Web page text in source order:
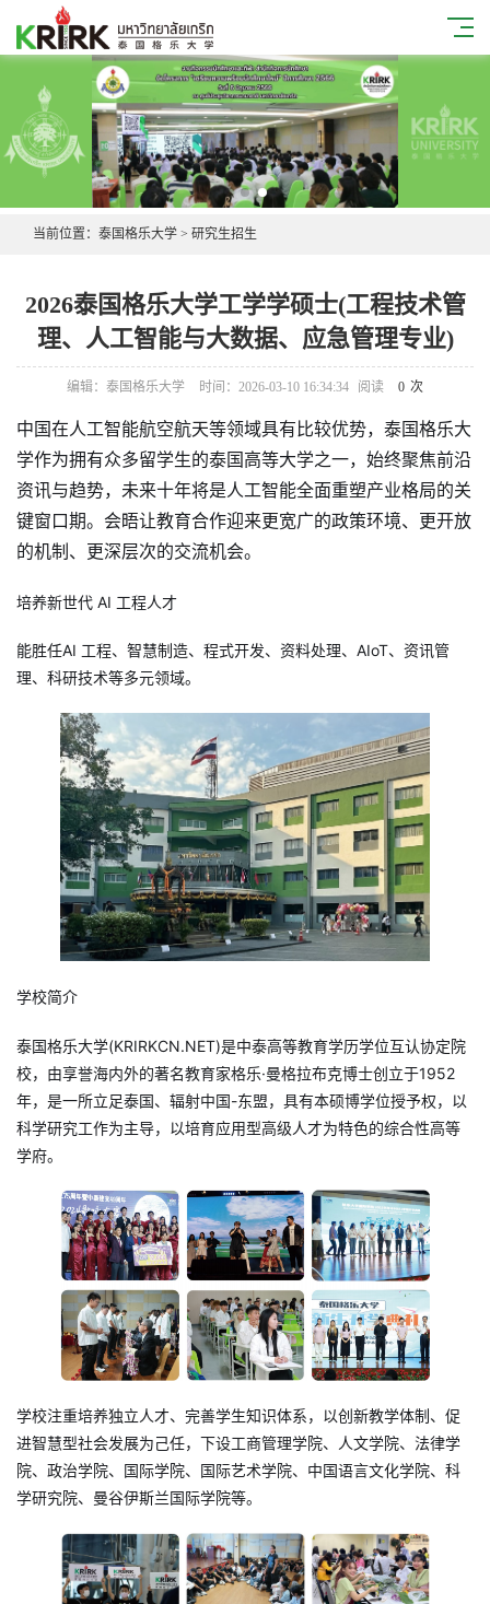
当前位置： 泰国格乐大学 > 研究生招生
2026泰国格乐大学工学学硕士(工程技术管
理、人工智能与大数据、应急管理专业)
编辑：泰国格乐大学 时间：2026-03-10 16:34:34 阅读 0 次
中国在人工智能航空航天等领域具有比较优势，泰国格乐大
学作为拥有众多留学生的泰国高等大学之一，始终聚焦前沿
资讯与趋势，未来十年将是人工智能全面重塑产业格局的关
键窗口期。会晤让教育合作迎来更宽广的政策环境、更开放
的机制、更深层次的交流机会。
培养新世代 AI 工程人才
能胜任AI 工程、智慧制造、程式开发、资料处理、AIoT、资讯管
理、科研技术等多元领域。
学校简介
泰国格乐大学(KRIRKCN.NET)是中泰高等教育学历学位互认协定院
校，由享誉海内外的著名教育家格乐·曼格拉布克博士创立于1952
年，是一所立足泰国、辐射中国-东盟，具有本硕博学位授予权，以
科学研究工作为主导，以培育应用型高级人才为特色的综合性高等
学府。
学校注重培养独立人才、完善学生知识体系，以创新教学体制、促
进智慧型社会发展为己任，下设工商管理学院、人文学院、法律学
院、政治学院、国际学院、国际艺术学院、中国语言文化学院、科
学研究院、曼谷伊斯兰国际学院等。